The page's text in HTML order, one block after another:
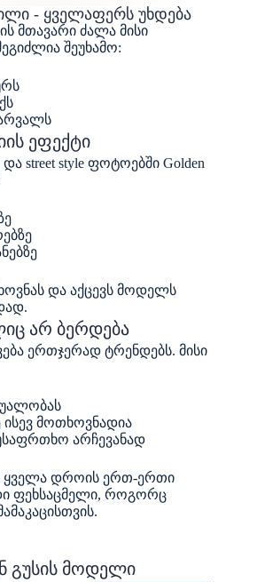
- ყველაფერს უხდება
ის მთავარი ძალა მისი
შეუხამო:
ეფექტი
და street style ფოტოებში Golden
და აქცევს მოდელს
არ ბერდება
ერთჯერად ტრენდებს. მისი
მოთხოვნადია
არჩევანად
ყველა დროის ერთ-ერთი
ფეხსაცმელი, როგორც
გუსის მოდელი